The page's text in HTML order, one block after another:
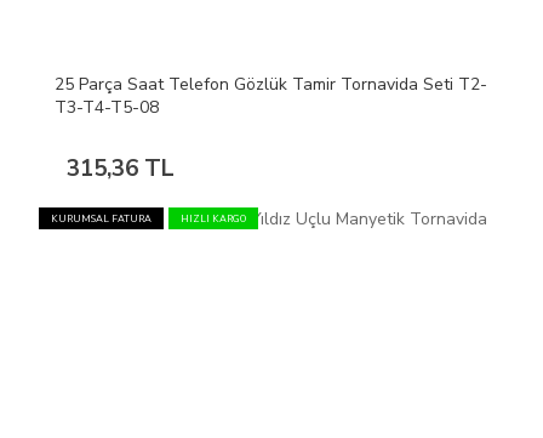
25 Parça Saat Telefon Gözlük Tamir Tornavida Seti T2-
T3-T4-T5-08
315,36 TL
KURUMSAL FATURA HIZLI KARGO